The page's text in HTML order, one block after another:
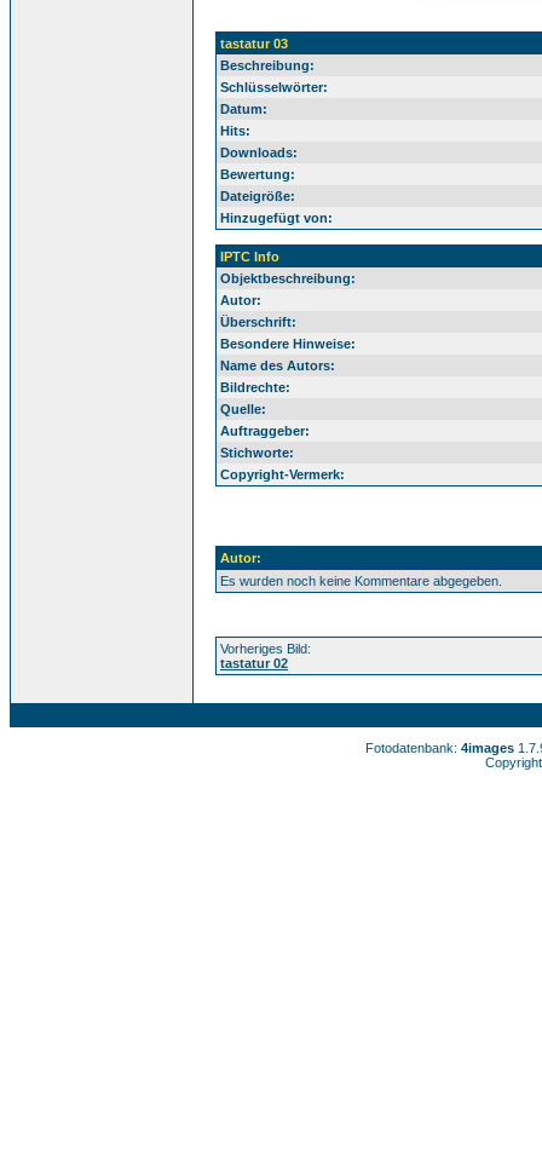
tastatur 03
Beschreibung:
Schlüsselwörter:
Datum:
Hits:
Downloads:
Bewertung:
Dateigröße:
Hinzugefügt von:
IPTC Info
Objektbeschreibung:
Autor:
Überschrift:
Besondere Hinweise:
Name des Autors:
Bildrechte:
Quelle:
Auftraggeber:
Stichworte:
Copyright-Vermerk:
Autor:
Es wurden noch keine Kommentare abgegeben.
Vorheriges Bild:
tastatur 02
Fotodatenbank: 4images